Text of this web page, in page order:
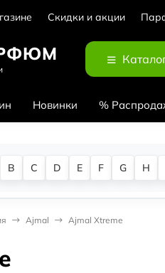
Скидки и акции
Новинки %
B C D E F G H
Ajmal Ajmal Xtreme